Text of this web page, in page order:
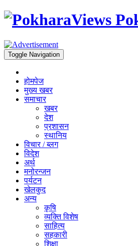
Toggle Navigation
होमपेज
मुख्य खबर
समाचार
खबर
देश
प्रशासन
स्थानिय
विचार / ब्लग
विदेश
अर्थ
मनोरन्जन
पर्यटन
खेलकुद
अन्य
कृषि
व्यक्ति विशेष
साहित्य
सहकारी
शिक्षा